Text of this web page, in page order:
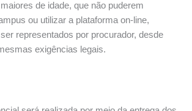
de idade, que não puderem
ou utilizar a plataforma on-line,
representados por procurador, desde
exigências legais.